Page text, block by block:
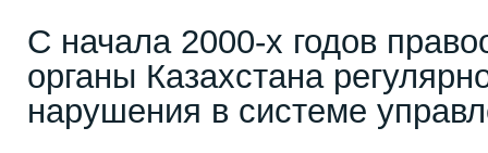
С начала 2000-х годов
органы Казахстана
нарушения в системе